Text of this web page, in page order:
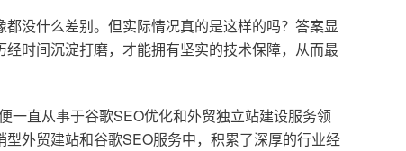
没什么差别。但实际情况真的是这样的吗？答案显
时间沉淀打磨，才能拥有坚实的技术保障，从而最
一直从事于谷歌SEO优化和外贸独立站建设服务领
外贸建站和谷歌SEO服务中，积累了深厚的行业经